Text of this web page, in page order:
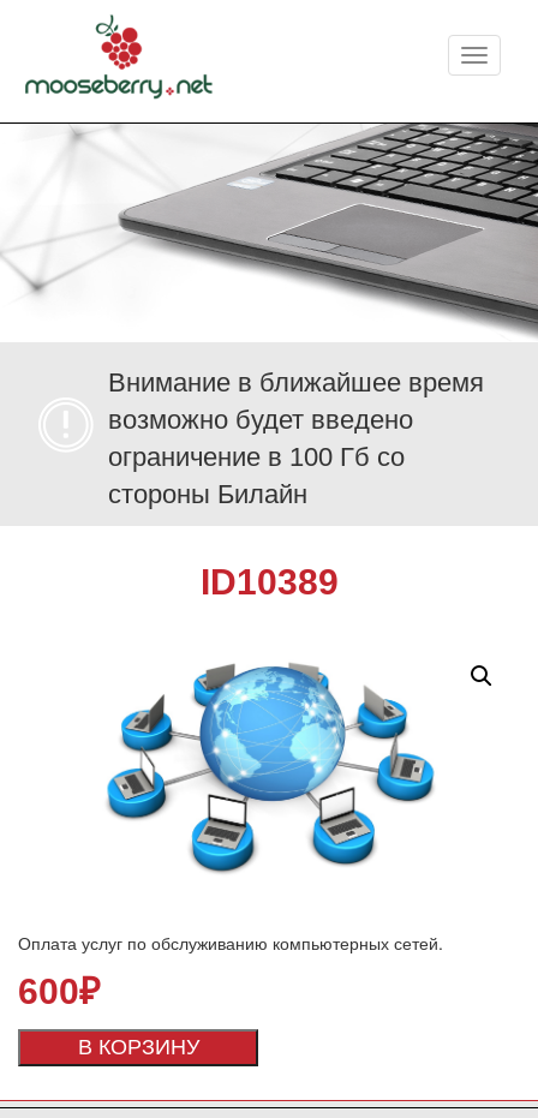
Меню
Внимание в ближайшее время
возможно будет введено
ограничение в 100 Гб со
стороны Билайн
ID10389
Оплата услуг по обслуживанию компьютерных сетей.
600₽
В КОРЗИНУ